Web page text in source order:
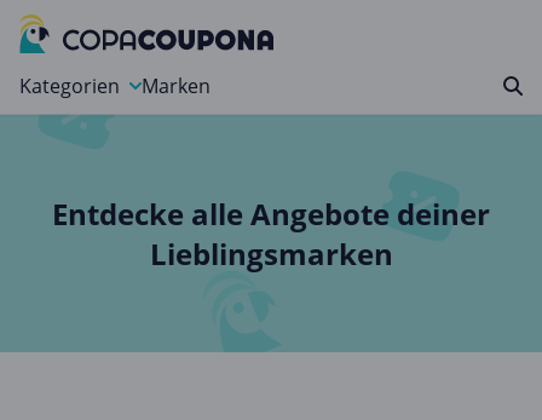
Kategorien
Essen & Trinken
Marken
Entdecke alle Angebote deiner
Lieblingsmarken